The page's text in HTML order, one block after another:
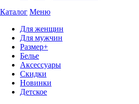
Каталог Меню
Для женщин
Для мужчин
Размер+
Белье
Аксессуары
Скидки
Новинки
Детское